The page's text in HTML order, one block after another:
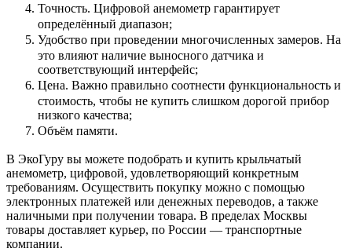
Точность. Цифровой анемометр гарантирует
определённый диапазон;
Удобство при проведении многочисленных замеров. На
это влияют наличие выносного датчика и
соответствующий интерфейс;
Цена. Важно правильно соотнести функциональность и
стоимость, чтобы не купить слишком дорогой прибор
низкого качества;
Объём памяти.
В ЭкоГуру вы можете подобрать и купить крыльчатый
анемометр, цифровой, удовлетворяющий конкретным
требованиям. Осуществить покупку можно с помощью
электронных платежей или денежных переводов, а также
наличными при получении товара. В пределах Москвы
товары доставляет курьер, по России — транспортные
компании.